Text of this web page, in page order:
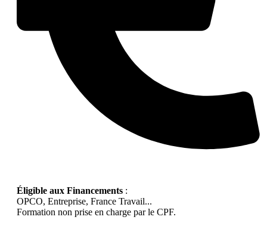
Éligible aux Financements :
OPCO, Entreprise, France Travail...
Formation non prise en charge par le CPF.